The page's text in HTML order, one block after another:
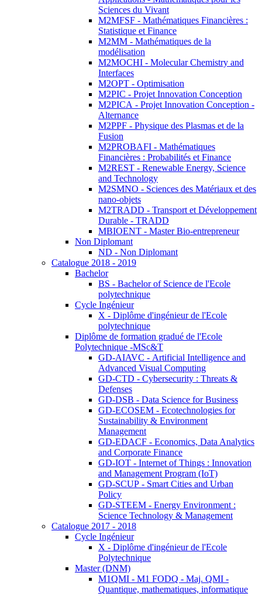
Sciences du Vivant
M2MFSF - Mathématiques Financières :
Statistique et Finance
M2MM - Mathématiques de la
modélisation
M2MOCHI - Molecular Chemistry and
Interfaces
M2OPT - Optimisation
M2PIC - Projet Innovation Conception
M2PICA - Projet Innovation Conception -
Alternance
M2PPF - Physique des Plasmas et de la
Fusion
M2PROBAFI - Mathématiques
Financières : Probabilités et Finance
M2REST - Renewable Energy, Science
and Technology
M2SMNO - Sciences des Matériaux et des
nano-objets
M2TRADD - Transport et Développement
Durable - TRADD
MBIOENT - Master Bio-entrepreneur
Non Diplomant
ND - Non Diplomant
Catalogue 2018 - 2019
Bachelor
BS - Bachelor of Science de l'Ecole
polytechnique
Cycle Ingénieur
X - Diplôme d'ingénieur de l'Ecole
polytechnique
Diplôme de formation gradué de l'Ecole
Polytechnique -MSc&T
GD-AIAVC - Artificial Intelligence and
Advanced Visual Computing
GD-CTD - Cybersecurity : Threats &
Defenses
GD-DSB - Data Science for Business
GD-ECOSEM - Ecotechnologies for
Sustainability & Environment
Management
GD-EDACF - Economics, Data Analytics
and Corporate Finance
GD-IOT - Internet of Things : Innovation
and Management Program (IoT)
GD-SCUP - Smart Cities and Urban
Policy
GD-STEEM - Energy Environment :
Science Technology & Management
Catalogue 2017 - 2018
Cycle Ingénieur
X - Diplôme d'ingénieur de l'Ecole
Polytechnique
Master (DNM)
M1QMI - M1 FODQ - Maj. QMI -
Quantique, mathematiques, informatique